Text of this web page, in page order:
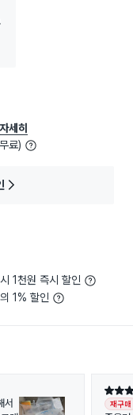
자세히
료)
1천원 즉시 할인
1% 할인
서
별점 4
재구매